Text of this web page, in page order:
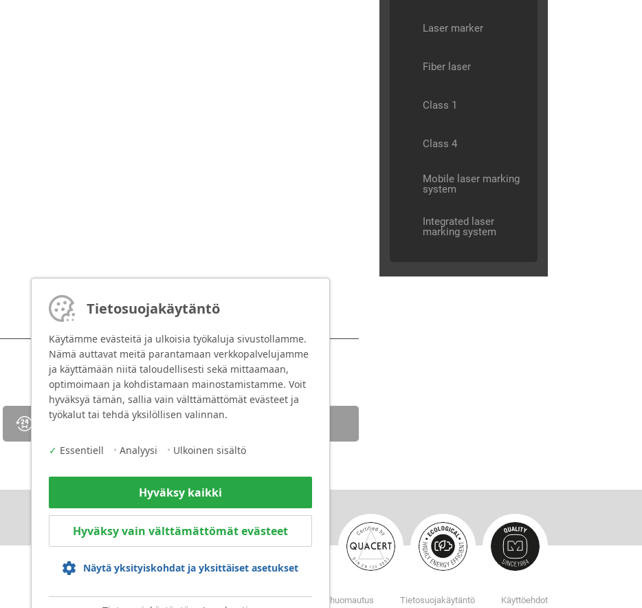
Laser marker
Fiber laser
Class 1
Class 4
Mobile laser marking
system
Integrated laser
marking system
Ota yhteyttä
Oikeudellinen huomautus Tietosuojakäytäntö Käyttöehdot
Tietosuojakäytäntö
Käytämme evästeitä ja ulkoisia työkaluja sivustollamme.
Nämä auttavat meitä parantamaan verkkopalvelujamme
ja käyttämään niitä taloudellisesti sekä mittaamaan,
optimoimaan ja kohdistamaan mainostamistamme. Voit
hyväksyä tämän, sallia vain välttämättömät evästeet ja
työkalut tai tehdä yksilöllisen valinnan.
✓ Essentiell • Analyysi • Ulkoinen sisältö
Hyväksy kaikki
Hyväksy vain välttämättömät evästeet
Näytä yksityiskohdat ja yksittäiset asetukset